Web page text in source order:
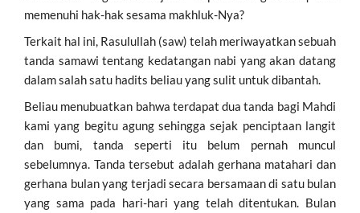
memenuhi hak-hak sesama makhluk-Nya?
Terkait hal ini, Rasulullah (saw) telah meriwayatkan sebuah
tanda samawi tentang kedatangan nabi yang akan datang
dalam salah satu hadits beliau yang sulit untuk dibantah.
Beliau menubuatkan bahwa terdapat dua tanda bagi Mahdi
kami yang begitu agung sehingga sejak penciptaan langit
dan bumi, tanda seperti itu belum pernah muncul
sebelumnya. Tanda tersebut adalah gerhana matahari dan
gerhana bulan yang terjadi secara bersamaan di satu bulan
yang sama pada hari-hari yang telah ditentukan. Bulan